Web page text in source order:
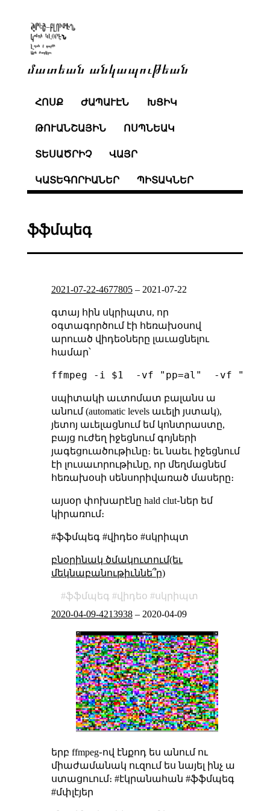
մատեան անկապութեան
ՀՈՍՔ ԺԱՊԱՒԷՆ ԽՑԻԿ
ԹՈՒԱՆՇԱՅԻՆ ՈՍՊՆԵԱԿ
ՏԵՍԱԾՐԻՉ ՎԱՅՐ
ԿԱՏԵԳՈՐԻԱՆԵՐ ՊԻՏԱԿՆԵՐ
ֆֆմպեգ
2021-07-22-4677805– 2021-07-22
գտայ հին սկրիպտս, որ
օգտագործում էի հեռախօսով
արուած վիդեօները լաւացնելու
համար՝
սպիտակի աւտոմատ բալանս ա
անում (automatic levels աւելի յստակ),
յետոյ աւելացնում եմ կոնտրաստը,
բայց ուժեղ իջեցնում գոյների
յագեցուածութիւնը։ եւ նաեւ իջեցնում
էի լուսաւորութիւնը, որ մեղմացնեմ
հեռախօսի սենսորիվառած մասերը։
այսօր փոխարէնը hald clut֊ներ եմ
կիրառում։
#ֆֆմպեգ #վիդեօ #սկրիպտ
բնօրինակ ծմակուտում(եւ
մեկնաբանութիւննե՞ր)
ֆֆմպեգ վիդեօ
սկրիպտ
2020-04-09-4213938– 2020-04-09
երբ ffmpeg֊ով էնքոդ ես անում ու
միաժամանակ ուզում ես նայել ինչ ա
ստացուում։ #էկրանահան #ֆֆմպեգ
#մփլէյեր